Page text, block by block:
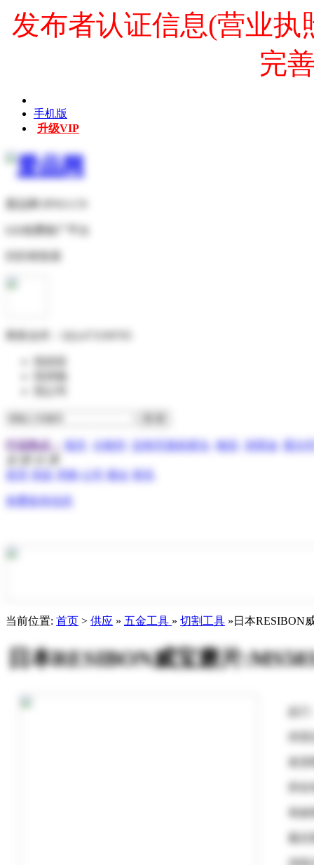
发布者认证信息(营业
完
手机版
升级VIP
行业热点： 报关 分散剂 压电写真机喷头 物流 润滑油
求购 展会
免费发布信息
当前位置: 首页 > 供应 » 五金工具 » 切割工具 »日本RESIBON
日本RESIBON威宝磨片